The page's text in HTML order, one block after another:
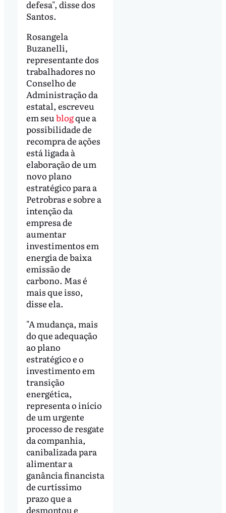
defesa", disse dos
Santos.
Rosangela
Buzanelli,
representante dos
trabalhadores no
Conselho de
Administração da
estatal, escreveu
em seublogque a
possibilidade de
recompra de ações
está ligada à
elaboração de um
novo plano
estratégico para a
Petrobras e sobre a
intenção da
empresa de
aumentar
investimentos em
energia de baixa
emissão de
carbono. Mas é
mais que isso,
disse ela.
"A mudança, mais
do que adequação
ao plano
estratégico e o
investimento em
transição
energética,
representa o início
de um urgente
processo de resgate
da companhia,
canibalizada para
alimentar a
ganância financista
de curtíssimo
prazo que a
desmontou e